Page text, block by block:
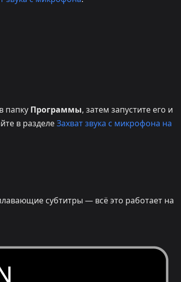
в папку Программы, затем запустите его и
в разделеЗахват звука с микрофона на
субтитры — всё это работает на